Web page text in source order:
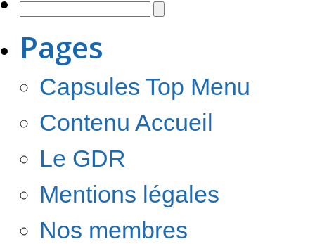
Pages
Capsules Top Menu
Contenu Accueil
Le GDR
Mentions légales
Nos membres